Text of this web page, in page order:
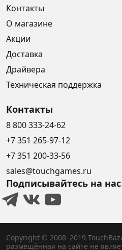
Контакты
О магазине
Акции
Доставка
Драйвера
Техническая поддержка
Контакты
8 800 333-24-62
+7 351 265-97-12
+7 351 200-33-56
sales@touchgames.ru
Подписывайтесь на нас
Copyright © 2008–2019
размещённая на сайте не